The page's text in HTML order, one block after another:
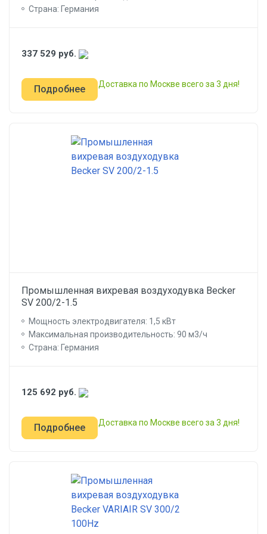
Страна: Германия
337 529 руб.
Подробнее Доставка по Москве всего за 3 дня!
Промышленная вихревая воздуходувка Becker
SV 200/2-1.5
Мощность электродвигателя: 1,5 кВт
Максимальная производительность: 90 м3/ч
Страна: Германия
125 692 руб.
Подробнее Доставка по Москве всего за 3 дня!